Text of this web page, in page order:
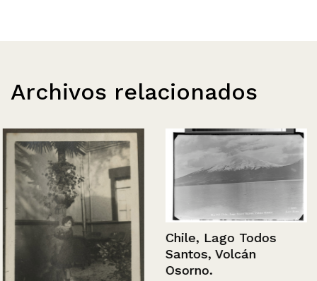
Archivos relacionados
Chile, Lago Todos
Santos, Volcán
Osorno.